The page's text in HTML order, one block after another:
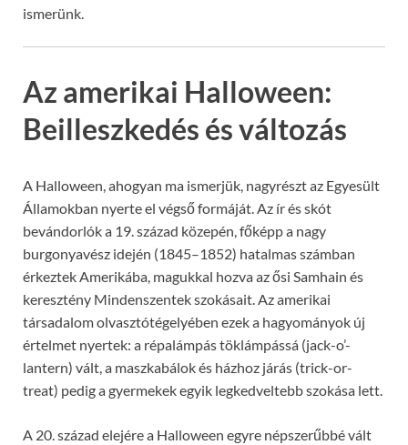
ismerünk.
Az amerikai Halloween:
Beilleszkedés és változás
A Halloween, ahogyan ma ismerjük, nagyrészt az Egyesült
Államokban nyerte el végső formáját. Az ír és skót
bevándorlók a 19. század közepén, főképp a nagy
burgonyavész idején (1845–1852) hatalmas számban
érkeztek Amerikába, magukkal hozva az ősi Samhain és
keresztény Mindenszentek szokásait. Az amerikai
társadalom olvasztótégelyében ezek a hagyományok új
értelmet nyertek: a répalámpás töklámpássá (jack-o’-
lantern) vált, a maszkabálok és házhoz járás (trick-or-
treat) pedig a gyermekek egyik legkedveltebb szokása lett.
A 20. század elejére a Halloween egyre népszerűbbé vált